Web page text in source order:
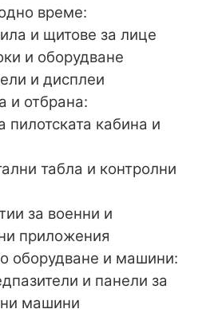
време:
и щитове за лице
и оборудване
и дисплеи
и отбрана:
пилотската кабина и
табла и контролни
за военни и
приложения
оборудване и машини:
и панели за
машини